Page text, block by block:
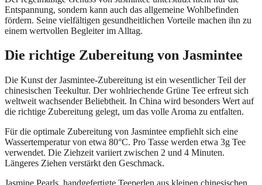
Entspannung, sondern kann auch das allgemeine Wohlbefinden
fördern. Seine vielfältigen gesundheitlichen Vorteile machen ihn zu
einem wertvollen Begleiter im Alltag.
Die richtige Zubereitung von Jasmintee
Die Kunst der Jasmintee-Zubereitung ist ein wesentlicher Teil der
chinesischen Teekultur. Der wohlriechende Grüne Tee erfreut sich
weltweit wachsender Beliebtheit. In China wird besonders Wert auf
die richtige Zubereitung gelegt, um das volle Aroma zu entfalten.
Für die optimale Zubereitung von Jasmintee empfiehlt sich eine
Wassertemperatur von etwa 80°C. Pro Tasse werden etwa 3g Tee
verwendet. Die Ziehzeit variiert zwischen 2 und 4 Minuten.
Längeres Ziehen verstärkt den Geschmack.